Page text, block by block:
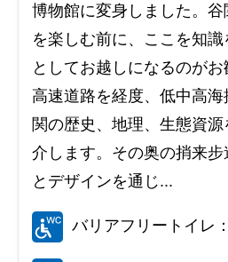
博物館に変身しました。
を楽しむ前に、ここを知
としてお越しになるのが
高速道路を経度、低中高
関の歴史、地理、生態資
介します。その奥の捎来
とデザインを通じ...
バリアフリートイレ